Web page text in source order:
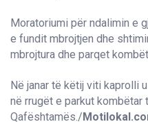
Moratoriumi për ndalimin e
e fundit mbrojtjen dhe
mbrojtura dhe parqet
Në janar të këtij viti kaprolli
në rrugët e parkut kombëtar
Qafështamës./